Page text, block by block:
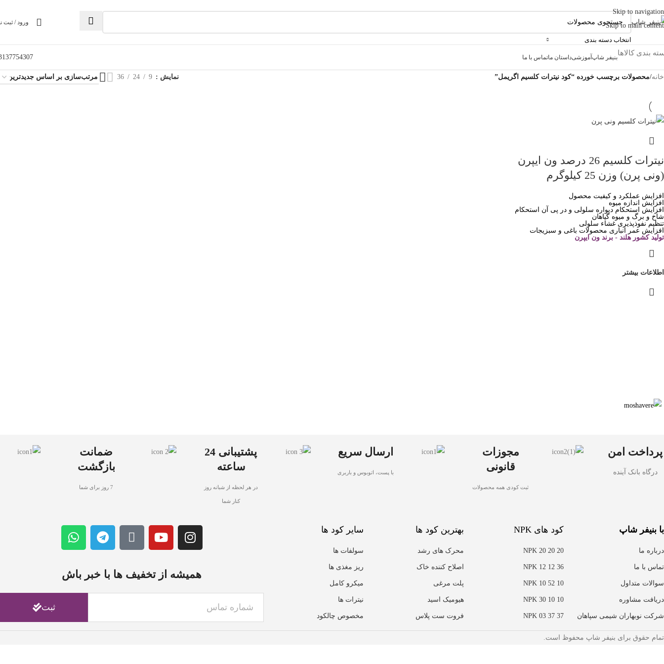
Skip to navigation
Skip to main content
انتخاب دسته بندی
ورود / ثبت
بندی کالاها
بنیفر شاپ آموزشیداستان ماتماس با ما
خانه/محصولات برچسب خورده “کود نیترات کلسیم اگریمل” نمایش 9
24
36
نیترات کلسیم 26 درصد ون ایپرن
(ونی پرن) وزن 25 کیلوگرم
افزایش عملکرد و کیفیت محصول
افزایش اندازه میوه
افزایش استحکام دیواره سلولی و در پی آن استحکام
شاخ و برگ و میوه گیاهان
تنظیم نفوذپذیری غشاء سلولی
افزایش عمر انباری محصولات باغی و سبزیجات
تولید کشور هلند - برند ون ایپرن
اطلاعات بیشتر
پرداخت امن
درگاه بانک آینده
مجوزات
قانونی
ثبت کودی همه محصولات
ارسال سریع
با پست، اتوبوس و باربری
پشتیبانی 24
ساعته
در هر لحظه از شبانه روز
کنار شما
ضمانت
بازگشت
7 روز برای شما
با بنیفر شاپ
درباره ما
تماس با ما
سوالات متداول
دریافت مشاوره
شرکت نوبهاران شیمی سپاهان
کود های NPK
NPK 20 20 20
NPK 12 12 36
NPK 10 52 10
NPK 30 10 10
NPK 03 37 37
بهترین کود ها
محرک های رشد
اصلاح کننده خاک
پلت مرغی
هیومیک اسید
فروت ست پلاس
سایر کود ها
سولفات ها
ریز مغذی ها
میکرو کامل
نیترات ها
مخصوص چالکود
همیشه از تخفیف ها با خبر باش
ثبت
تمام حقوق برای بنیفر شاپ محفوظ است.